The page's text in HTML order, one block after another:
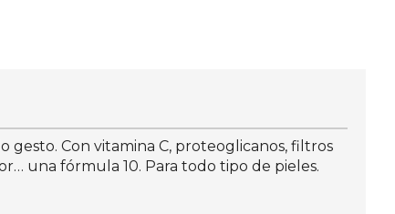
gesto. Con vitamina C, proteoglicanos, filtros
una fórmula 10. Para todo tipo de pieles.